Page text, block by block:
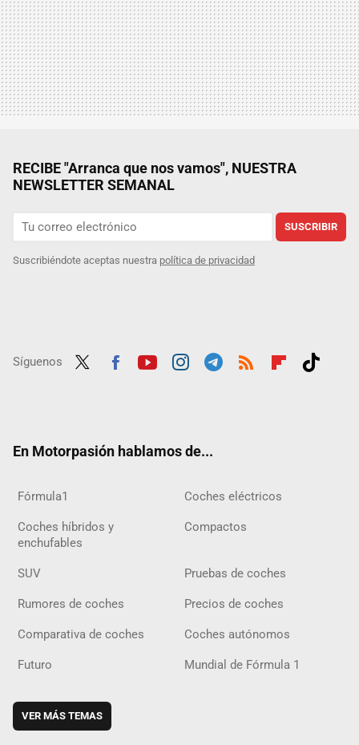
RECIBE "Arranca que nos vamos", NUESTRA
NEWSLETTER SEMANAL
SUSCRIBIR
Suscribiéndote aceptas nuestra política de privacidad
Síguenos
En Motorpasión hablamos de...
Fórmula1 Coches eléctricos
Coches híbridos y
enchufables
Compactos
SUV Pruebas de coches
Rumores de coches Precios de coches
Comparativa de coches Coches autónomos
Futuro Mundial de Fórmula 1
VER MÁS TEMAS